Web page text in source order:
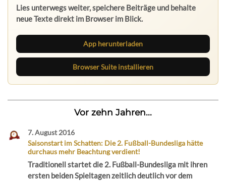
Lies unterwegs weiter, speichere Beiträge und behalte
neue Texte direkt im Browser im Blick.
App herunterladen
Browser Suite installieren
Vor zehn Jahren...
7. August 2016
Saisonstart im Schatten: Die 2. Fußball-Bundesliga hätte
durchaus mehr Beachtung verdient!
Traditionell startet die 2. Fußball-Bundesliga mit ihren
ersten beiden Spieltagen zeitlich deutlich vor dem